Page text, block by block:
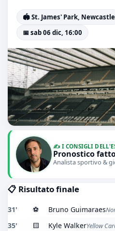
🏟️ St. James' Park, Newcastle
📅 sab 06 dic, 16:00
✍️ I CONSIGLI
Pronostico
Analista sportivo &
📋 Risultato finale
31' ⚽ Bruno Guimaraes
35' 🟨 Kyle WalkerYellow